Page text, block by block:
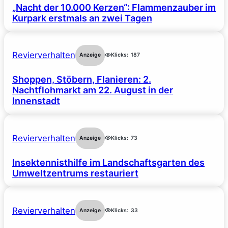
„Nacht der 10.000 Kerzen“: Flammenzauber im
Kurpark erstmals an zwei Tagen
Revierverhalten Anzeige Klicks: 187
Shoppen, Stöbern, Flanieren: 2.
Nachtflohmarkt am 22. August in der
Innenstadt
Revierverhalten Anzeige Klicks: 73
Insektennisthilfe im Landschaftsgarten des
Umweltzentrums restauriert
Revierverhalten Anzeige Klicks: 33